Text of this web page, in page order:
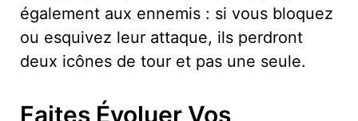
également aux ennemis : si vous bloquez
ou esquivez leur attaque, ils perdront
deux icônes de tour et pas une seule.
Faites Évoluer Vos